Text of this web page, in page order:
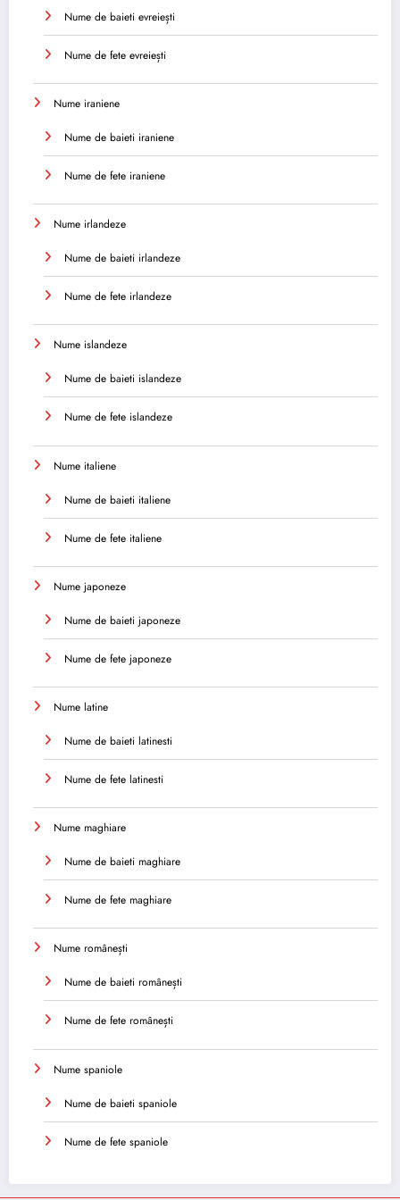
Nume de baieti evreiești
Nume de fete evreiești
Nume iraniene
Nume de baieti iraniene
Nume de fete iraniene
Nume irlandeze
Nume de baieti irlandeze
Nume de fete irlandeze
Nume islandeze
Nume de baieti islandeze
Nume de fete islandeze
Nume italiene
Nume de baieti italiene
Nume de fete italiene
Nume japoneze
Nume de baieti japoneze
Nume de fete japoneze
Nume latine
Nume de baieti latinesti
Nume de fete latinesti
Nume maghiare
Nume de baieti maghiare
Nume de fete maghiare
Nume românești
Nume de baieti românești
Nume de fete românești
Nume spaniole
Nume de baieti spaniole
Nume de fete spaniole